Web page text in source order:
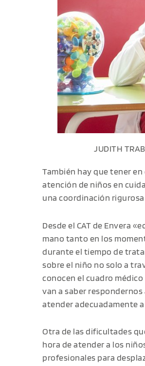
JUDITH
También hay que tener
atención de niños en
una coordinación
Desde el CAT de Envera
mano tanto en los
durante el tiempo de
sobre el niño no solo a
conocen el cuadro
van a saber
atender adecuadamente
Otra de las dificultades
hora de atender a los
profesionales para